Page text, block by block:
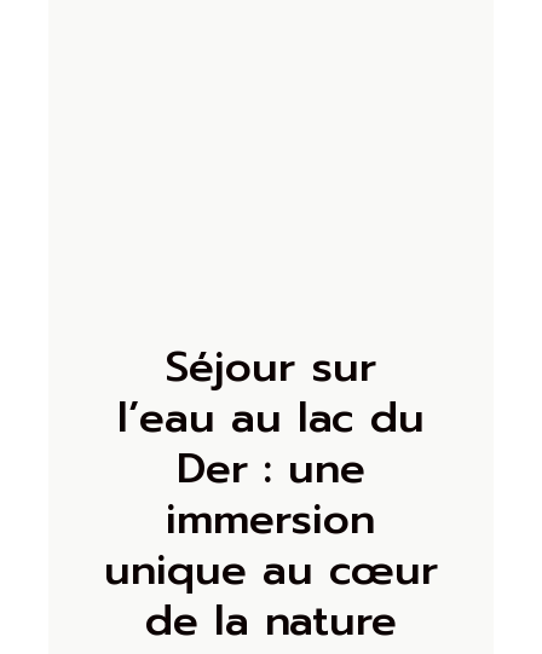
Séjour sur
l’eau au lac du
Der : une
immersion
unique au cœur
de la nature